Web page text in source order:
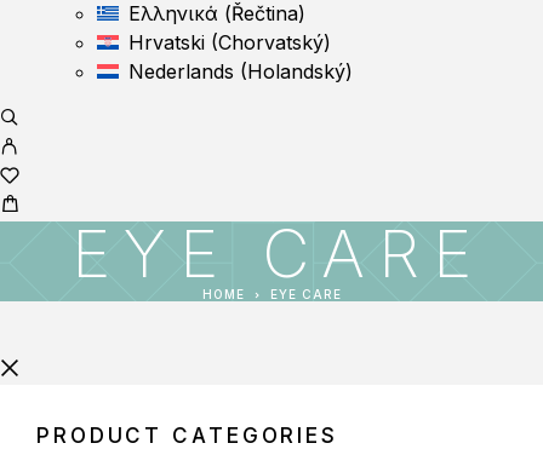
Ελληνικά (Řečtina)
Hrvatski (Chorvatský)
Nederlands (Holandský)
EYE CARE
HOME EYE CARE
PRODUCT CATEGORIES